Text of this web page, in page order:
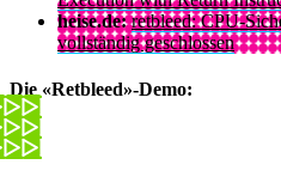
heise.de: retbleed: CPU-
vollständig geschlossen
Die «Retbleed»-Demo: